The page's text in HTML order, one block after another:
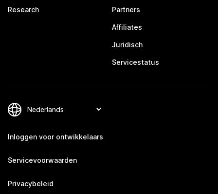
Research Partners
Affiliates
Juridisch
Servicestatus
Inloggen voor ontwikkelaars
Servicevoorwaarden
Privacybeleid